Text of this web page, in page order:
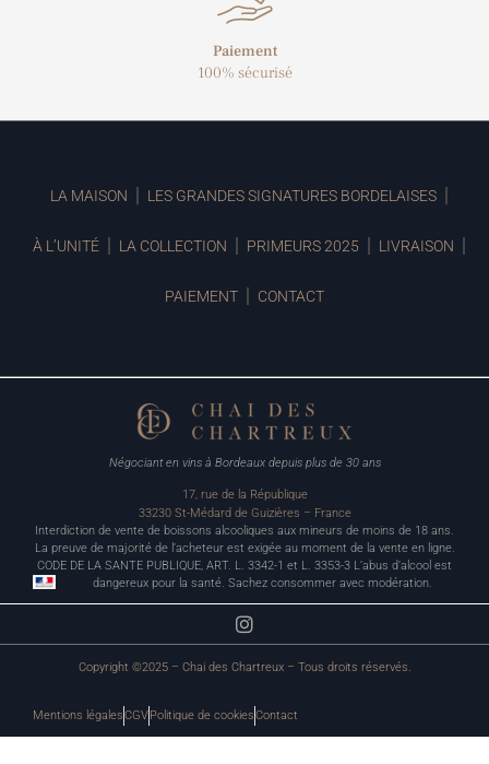
Paiement
100% sécurisé
LA MAISON LES GRANDES SIGNATURES BORDELAISES
À L’UNITÉ LA COLLECTION PRIMEURS 2025 LIVRAISON
PAIEMENT CONTACT
Négociant en vins à Bordeaux depuis plus de 30 ans
17, rue de la République
33230 St-Médard de Guizières – France
Interdiction de vente de boissons alcooliques aux mineurs de moins de 18 ans.
La preuve de majorité de l’acheteur est exigée au moment de la vente en ligne.
CODE DE LA SANTE PUBLIQUE, ART. L. 3342-1 et L. 3353-3 L’abus d’alcool est
dangereux pour la santé. Sachez consommer avec modération.
Copyright ©2025 – Chai des Chartreux – Tous droits réservés.
Mentions légalesCGVPolitique de cookiesContact